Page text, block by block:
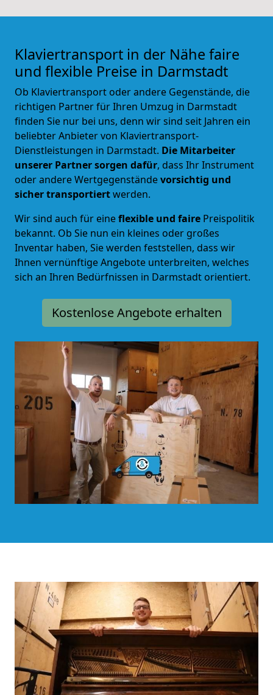
Klaviertransport in der Nähe faire
und flexible Preise in Darmstadt
Ob Klaviertransport oder andere Gegenstände, die
richtigen Partner für Ihren Umzug in Darmstadt
finden Sie nur bei uns, denn wir sind seit Jahren ein
beliebter Anbieter von Klaviertransport-
Dienstleistungen in Darmstadt. Die Mitarbeiter
unserer Partner sorgen dafür, dass Ihr Instrument
oder andere Wertgegenständevorsichtig und
sicher transportiertwerden.
Wir sind auch für eineflexible und faire Preispolitik
bekannt. Ob Sie nun ein kleines oder großes
Inventar haben, Sie werden feststellen, dass wir
Ihnen vernünftige Angebote unterbreiten, welches
sich an Ihren Bedürfnissen in Darmstadt orientiert.
Kostenlose Angebote erhalten